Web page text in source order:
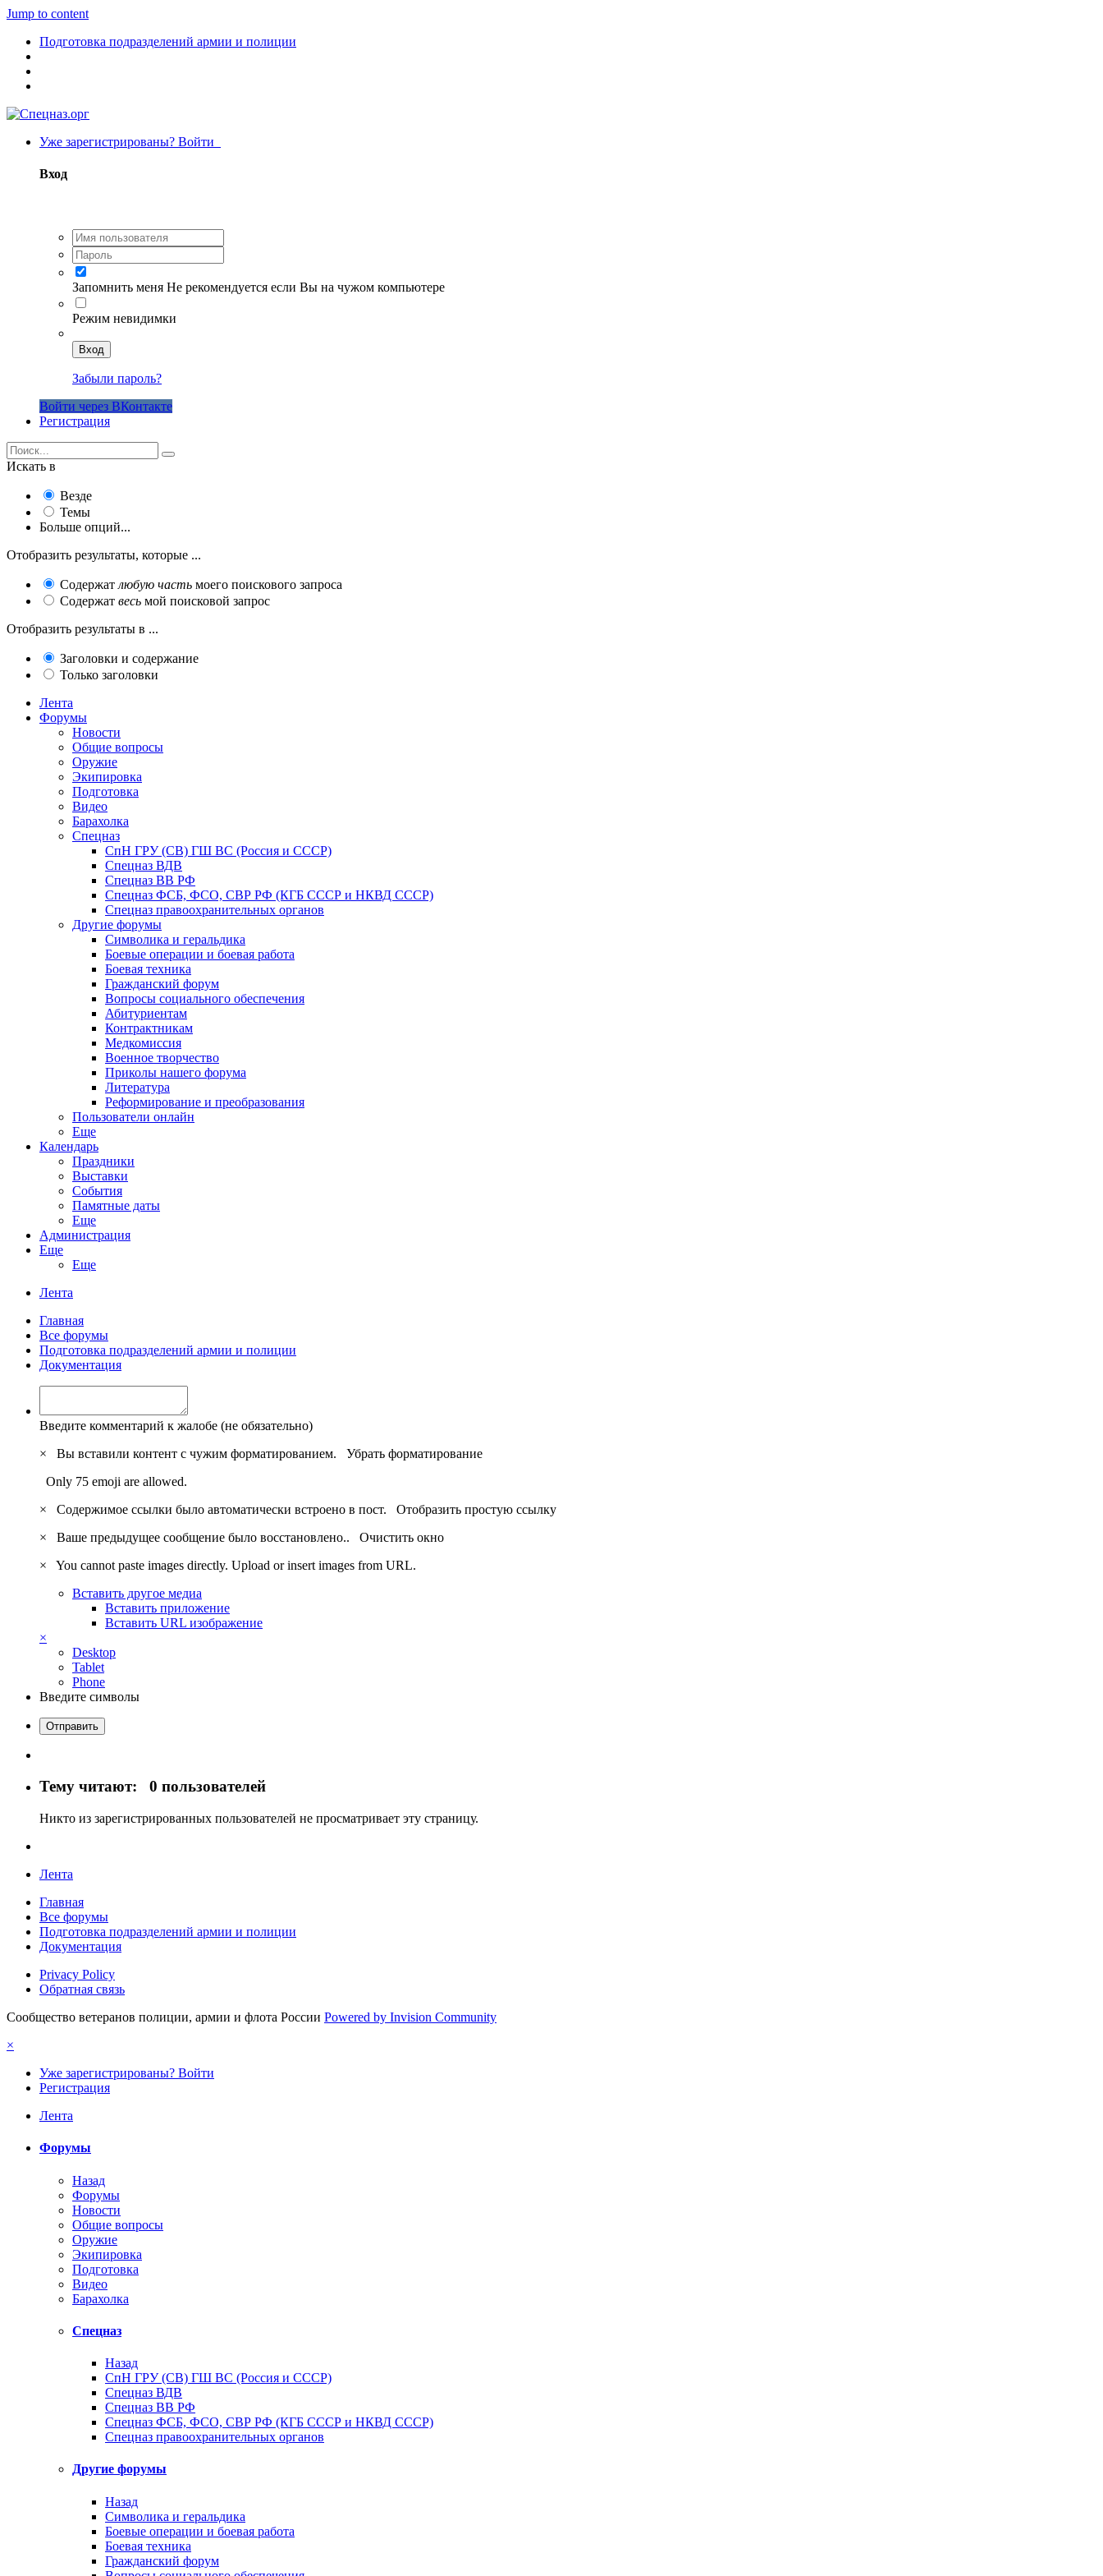
Jump to content
Подготовка подразделений армии и полиции
Уже зарегистрированы? Войти
Вход
Запомнить меня Не рекомендуется если Вы на чужом компьютере
Режим невидимки
Вход
Забыли пароль?
Войти через ВКонтакте
Регистрация
Искать в
Везде
Темы
Больше опций...
Отобразить результаты, которые ...
Содержат любую часть моего поискового запроса
Содержат весь мой поисковой запрос
Отобразить результаты в ...
Заголовки и содержание
Только заголовки
Лента
Форумы
Новости
Общие вопросы
Оружие
Экипировка
Подготовка
Видео
Барахолка
Спецназ
СпН ГРУ (СВ) ГШ ВС (Россия и СССР)
Спецназ ВДВ
Спецназ ВВ РФ
Спецназ ФСБ, ФСО, СВР РФ (КГБ СССР и НКВД СССР)
Спецназ правоохранительных органов
Другие форумы
Символика и геральдика
Боевые операции и боевая работа
Боевая техника
Гражданский форум
Вопросы социального обеспечения
Абитуриентам
Контрактникам
Медкомиссия
Военное творчество
Приколы нашего форума
Литература
Реформирование и преобразования
Пользователи онлайн
Еще
Календарь
Праздники
Выставки
События
Памятные даты
Еще
Администрация
Еще
Еще
Лента
Главная
Все форумы
Подготовка подразделений армии и полиции
Документация
Введите комментарий к жалобе (не обязательно)
×
Вы вставили контент с чужим форматированием. Убрать форматирование
Only 75 emoji are allowed.
×
Содержимое ссылки было автоматически встроено в пост. Отобразить простую ссылку
×
Ваше предыдущее сообщение было восстановлено.. Очистить окно
×
You cannot paste images directly. Upload or insert images from URL.
Вставить другое медиа
Вставить приложение
Вставить URL изображение
×
Desktop
Tablet
Phone
Введите символы
Отправить
Тему читают: 0 пользователей
Никто из зарегистрированных пользователей не просматривает эту страницу.
Лента
Главная
Все форумы
Подготовка подразделений армии и полиции
Документация
Privacy Policy
Обратная связь
Сообщество ветеранов полиции, армии и флота России Powered by Invision Community
×
Уже зарегистрированы? Войти
Регистрация
Лента
Форумы
Назад
Форумы
Новости
Общие вопросы
Оружие
Экипировка
Подготовка
Видео
Барахолка
Спецназ
Назад
СпН ГРУ (СВ) ГШ ВС (Россия и СССР)
Спецназ ВДВ
Спецназ ВВ РФ
Спецназ ФСБ, ФСО, СВР РФ (КГБ СССР и НКВД СССР)
Спецназ правоохранительных органов
Другие форумы
Назад
Символика и геральдика
Боевые операции и боевая работа
Боевая техника
Гражданский форум